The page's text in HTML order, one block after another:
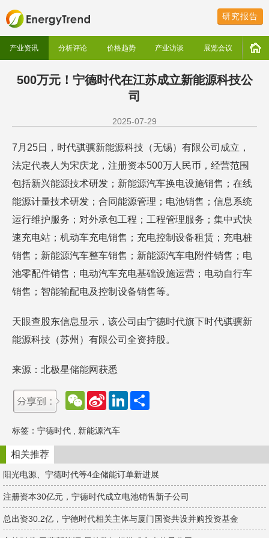
研究报告
产业资讯 分析评论 价格趋势 产业访谈 展览会议
500万元！宁德时代在江苏成立新能源科技公
司
2025-07-29
7月25日，时代骐骥新能源科技（无锡）有限公司成立，
法定代表人为宋庆龙，注册资本500万人民币，经营范围
包括新兴能源技术研发；新能源汽车换电设施销售；在线
能源计量技术研发；合同能源管理；电池销售；信息系统
运行维护服务；对外承包工程；工程管理服务；集中式快
速充电站；机动车充电销售；充电控制设备租赁；充电桩
销售；新能源汽车整车销售；新能源汽车电附件销售；电
池零配件销售；电动汽车充电基础设施运营；电动自行车
销售；智能输配电及控制设备销售等。
天眼查股东信息显示，该公司由宁德时代旗下时代骐骥新
能源科技（苏州）有限公司全资持股。
来源：北极星储能网获悉
W
e
h
a
t
S
W
e
b
o
L
d
n
标签： 宁德时代 新能源汽车
相关推荐
阳光电源、宁德时代等4企储能订单新进展
注册资本30亿元，宁德时代成立电池销售新子公司
总出资30.2亿，宁德时代相关主体与厦门国资共设并购投资基金